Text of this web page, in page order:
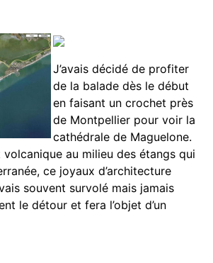
J’avais décidé de profiter
de la balade dès le début
en faisant un crochet près
de Montpellier pour voir la
cathédrale de Maguelone.
volcanique au milieu des étangs qui
ce joyaux d’architecture
souvent survolé mais jamais
le détour et fera l’objet d’un